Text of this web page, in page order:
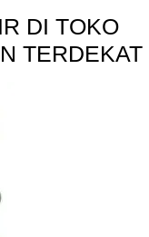
DI TOKO
TERDEKAT